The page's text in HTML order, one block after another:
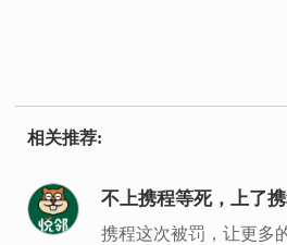
相关推荐:
不上携程等死，上了
携程这次被罚，让更多